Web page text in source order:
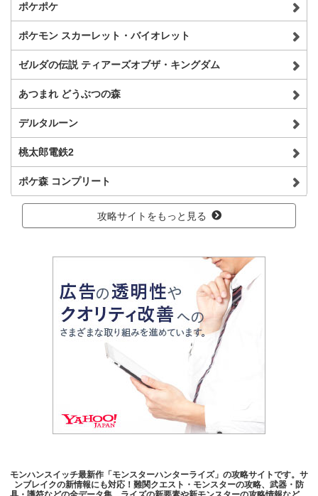
ポケポケ
ポケモン スカーレット・バイオレット
ゼルダの伝説 ティアーズオブザ・キングダム
あつまれ どうぶつの森
デルタルーン
桃太郎電鉄2
ポケ森 コンプリート
攻略サイトをもっと見る
モンハンスイッチ最新作「モンスターハンターライズ」の攻略サイトです。サ
ンブレイクの新情報にも対応！難関クエスト・モンスターの攻略、武器・防